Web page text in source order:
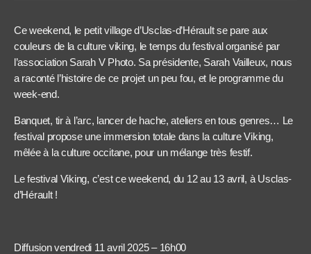
Ce weekend, le petit village d’Usclas-d’Hérault se pare aux
couleurs de la culture viking, le temps du festival organisé par
l’association Sarah V Photo. Sa présidente, Sarah Vailleux, nous
a raconté l’histoire de ce projet un peu fou, et le programme du
week-end.
Banquet, tir à l’arc, lancer de hache, ateliers en tous genres… Le
festival propose une immersion totale dans la culture Viking,
mêlée à la culture occitane, pour un mélange très festif.
Le festival Viking, c’est ce weekend, du 12 au 13 avril, à Usclas-
d’Hérault !
Diffusion vendredi 11 avril 2025 – 16h00